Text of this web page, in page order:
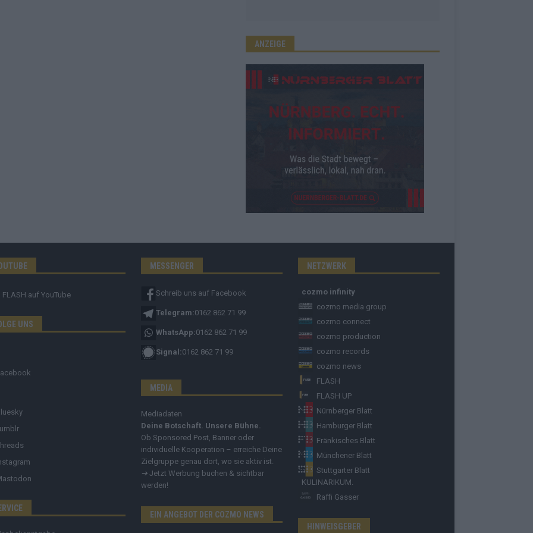
ANZEIGE
FLASH auf YouTube
UNS
MESSENGER
Schreib uns auf Facebook
Telegram:0162 862 71 99
WhatsApp:0162 862 71 99
Signal:0162 862 71 99
MEDIA
Mediadaten
Deine Botschaft. Unsere Bühne.
Ob Sponsored Post, Banner oder
individuelle Kooperation – erreiche Deine
Zielgruppe genau dort, wo sie aktiv ist.
➔ Jetzt Werbung buchen & sichtbar
werden!
EIN ANGEBOT DER COZMO NEWS
NETZWERK
cozmo infinity
cozmo media group
cozmo connect
cozmo production
cozmo records
cozmo news
FLASH
FLASH UP
Nürnberger Blatt
Hamburger Blatt
Fränkisches Blatt
Münchener Blatt
Stuttgarter Blatt
KULINARIKUM.
Raffi Gasser
HINWEISGEBER